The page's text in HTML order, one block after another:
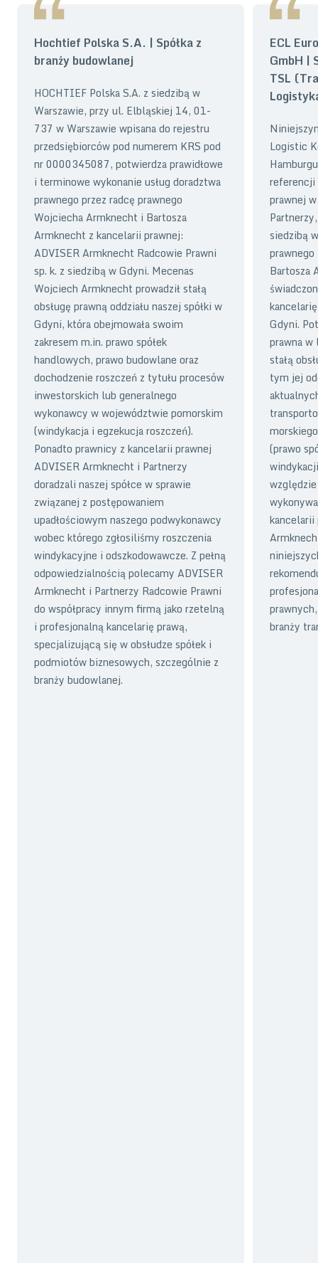
Hochtief Polska S.A. | Spółka z
branży budowlanej
HOCHTIEF Polska S.A. z siedzibą w
Warszawie, przy ul. Elbląskiej 14, 01-
737 w Warszawie wpisana do rejestru
przedsiębiorców pod numerem KRS pod
nr 0000345087, potwierdza prawidłowe
i terminowe wykonanie usług doradztwa
prawnego przez radcę prawnego
Wojciecha Armknecht i Bartosza
Armknecht z kancelarii prawnej:
ADVISER Armknecht Radcowie Prawni
sp. k. z siedzibą w Gdyni. Mecenas
Wojciech Armknecht prowadził stałą
obsługę prawną oddziału naszej spółki w
Gdyni, która obejmowała swoim
zakresem m.in. prawo spółek
handlowych, prawo budowlane oraz
dochodzenie roszczeń z tytułu procesów
inwestorskich lub generalnego
wykonawcy w województwie pomorskim
(windykacja i egzekucja roszczeń).
Ponadto prawnicy z kancelarii prawnej
ADVISER Armknecht i Partnerzy
doradzali naszej spółce w sprawie
związanej z postępowaniem
upadłościowym naszego podwykonawcy
wobec którego zgłosiliśmy roszczenia
windykacyjne i odszkodowawcze. Z pełną
odpowiedzialnością polecamy ADVISER
Armknecht i Partnerzy Radcowie Prawni
do współpracy innym firmą jako rzetelną
i profesjonalną kancelarię prawą,
specjalizującą się w obsłudze spółek i
podmiotów biznesowych, szczególnie z
branży budowlanej.
ECL
GmbH |
TSL
Logistic
referencji
prawnej
siedzibą
Bartosza
Gdyni.
prawna
stałą
tym jej
(prawo
kancelarii
branży